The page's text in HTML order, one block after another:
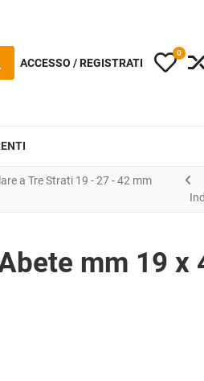
ACCESSO / REGISTRATI I0
a Tre Strati 19 - 27 - 42 mm
mm 19 x